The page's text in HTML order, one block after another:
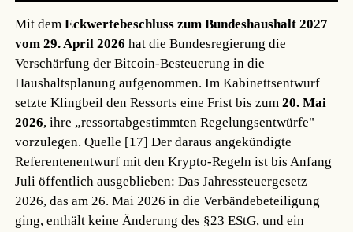
Mit demEckwertebeschluss zum Bundeshaushalt 2027
vom 29. April 2026 hat die Bundesregierung die
Verschärfung der Bitcoin-Besteuerung in die
Haushaltsplanung aufgenommen. Im Kabinettsentwurf
setzte Klingbeil den Ressorts eine Frist bis zum20. Mai
2026, ihre „ressortabgestimmten Regelungsentwürfe"
vorzulegen.Quelle [17] Der daraus angekündigte
Referentenentwurf mit den Krypto-Regeln ist bis Anfang
Juli öffentlich ausgeblieben: Das Jahressteuergesetz
2026, das am 26. Mai 2026 in die Verbändebeteiligung
ging, enthält keine Änderung des §23 EStG, und ein